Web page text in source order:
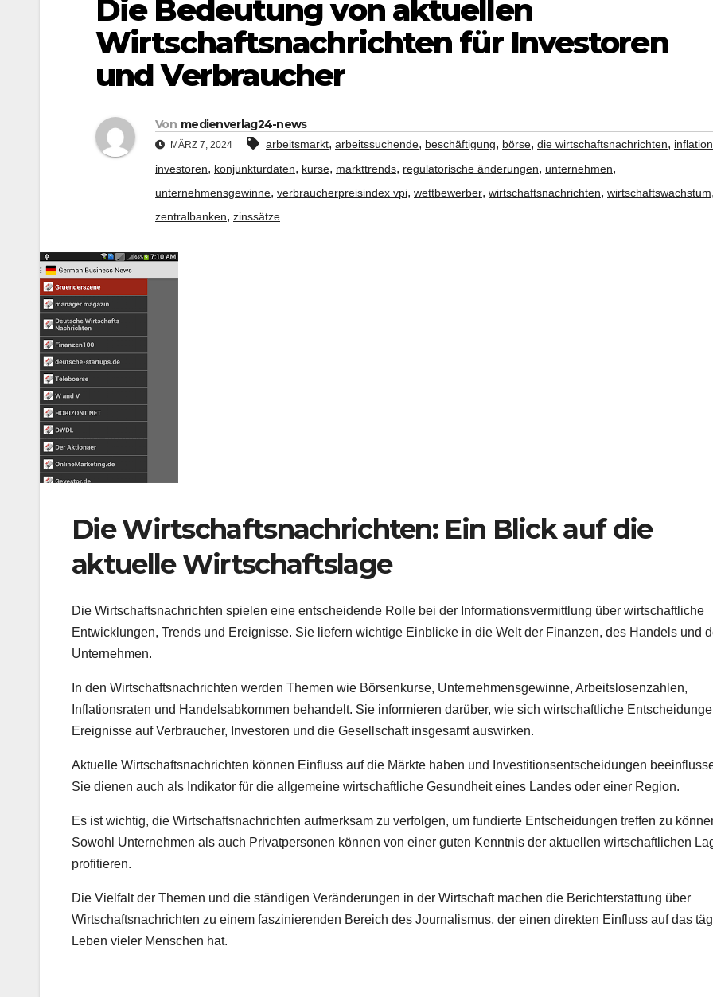
Die Bedeutung von aktuellen
Wirtschaftsnachrichten für Investoren
und Verbraucher
Von medienverlag24-news
MÄRZ 7, 2024 arbeitsmarkt, arbeitssuchende, beschäftigung, börse, die wirtschaftsnachrichten, inflation
investoren, konjunkturdaten, kurse, markttrends, regulatorische änderungen, unternehmen,
unternehmensgewinne, verbraucherpreisindex vpi, wettbewerber, wirtschaftsnachrichten, wirtschaftswachstum
zentralbanken, zinssätze
Die Wirtschaftsnachrichten: Ein Blick auf die
aktuelle Wirtschaftslage
Die Wirtschaftsnachrichten spielen eine entscheidende Rolle bei der Informationsvermittlung über wirtschaftliche
Entwicklungen, Trends und Ereignisse. Sie liefern wichtige Einblicke in die Welt der Finanzen, des Handels und
Unternehmen.
In den Wirtschaftsnachrichten werden Themen wie Börsenkurse, Unternehmensgewinne, Arbeitslosenzahlen,
Inflationsraten und Handelsabkommen behandelt. Sie informieren darüber, wie sich wirtschaftliche
Ereignisse auf Verbraucher, Investoren und die Gesellschaft insgesamt auswirken.
Aktuelle Wirtschaftsnachrichten können Einfluss auf die Märkte haben und Investitionsentscheidungen
Sie dienen auch als Indikator für die allgemeine wirtschaftliche Gesundheit eines Landes oder einer Region.
Es ist wichtig, die Wirtschaftsnachrichten aufmerksam zu verfolgen, um fundierte Entscheidungen treffen zu
Sowohl Unternehmen als auch Privatpersonen können von einer guten Kenntnis der aktuellen wirtschaftlichen
profitieren.
Die Vielfalt der Themen und die ständigen Veränderungen in der Wirtschaft machen die Berichterstattung über
Wirtschaftsnachrichten zu einem faszinierenden Bereich des Journalismus, der einen direkten Einfluss auf das
Leben vieler Menschen hat.